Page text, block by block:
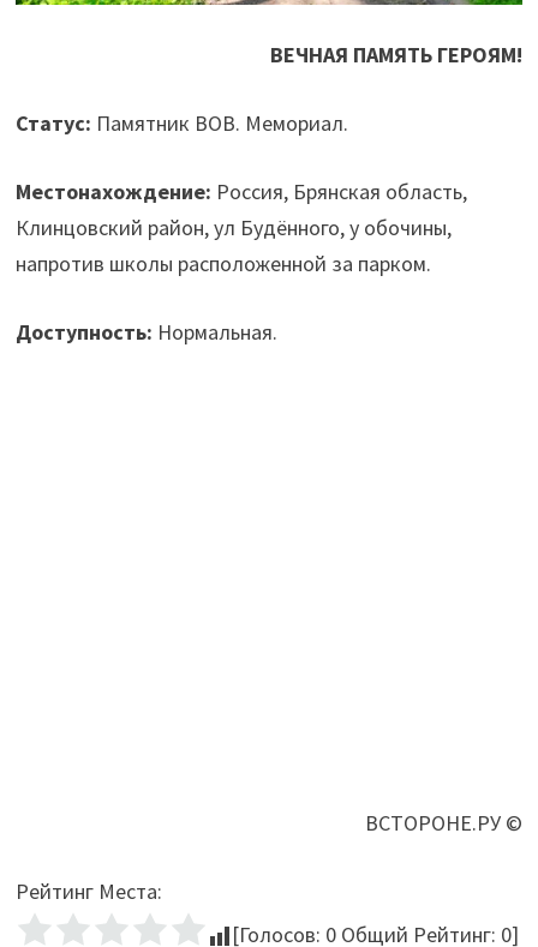
ВЕЧНАЯ ПАМЯТЬ ГЕРОЯМ!
Статус: Памятник ВОВ. Мемориал.
Местонахождение: Россия, Брянская область,
Клинцовский район, ул Будённого, у обочины,
напротив школы расположенной за парком.
Доступность: Нормальная.
ВСТОРОНЕ.РУ ©
Рейтинг Места:
[Голосов: 0Общий Рейтинг: 0]